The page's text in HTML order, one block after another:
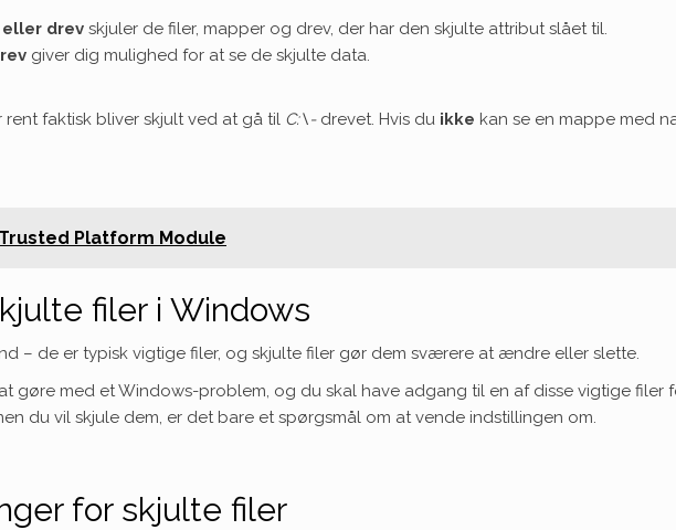
drev skjuler de filer, mapper og drev, der har den skjulte attribut slået til.
giver dig mulighed for at se de skjulte data.
faktisk bliver skjult ved at gå til C:\-drevet. Hvis du ikke kan se en mappe med
Trusted Platform Module
filer i Windows
– de er typisk vigtige filer, og skjulte filer gør dem sværere at ændre eller slette.
gøre med et Windows-problem, og du skal have adgang til en af ​​disse vigtige filer
du vil skjule dem, er det bare et spørgsmål om at vende indstillingen om.
for skjulte filer